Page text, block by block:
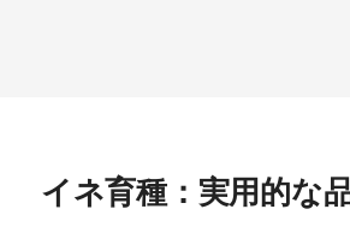
イネ育種：実用的な